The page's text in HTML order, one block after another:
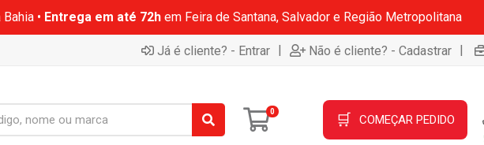
• Entrega em até 72hem Feira de Santana, Salvador e Região Metropolitana
Já é cliente? - Entrar | Não é cliente? - Cadastrar |
0 🛒 COMEÇAR PEDIDO